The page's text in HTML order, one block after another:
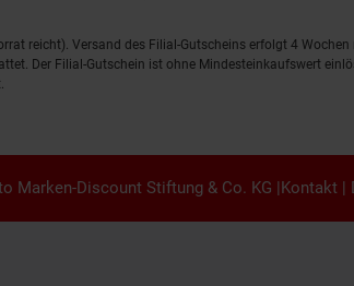
reicht). Versand des Filial-Gutscheins erfolgt 4
Der Filial-Gutschein ist ohne Mindesteinkaufswert
Marken-Discount Stiftung & Co. KG | Kontakt